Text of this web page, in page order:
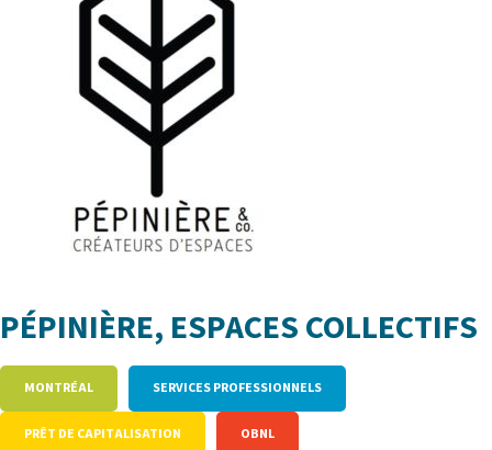
PÉPINIÈRE, ESPACES COLLECTIFS
MONTRÉAL SERVICES PROFESSIONNELS
PRÊT DE CAPITALISATION OBNL